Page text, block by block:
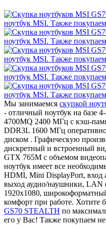
Мы занимаемся скупкой
- отличный ноутбук на базе
4700MQ 2400 МГц с кэш-
DDR3L 1600 МГц
диском . Графическую
дискретный и встроенный
GTX 765M с объемом
ноутбук имеет все
HDMI, Mini DisplayPort, вход
выход аудио/наушники, LAN
1920x1080,
комфорт при работе. Хотите
GS70 STEALTH по
его у Вас! Также покупаем